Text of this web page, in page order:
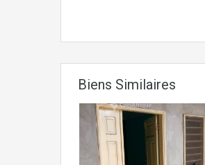
Biens Similaires